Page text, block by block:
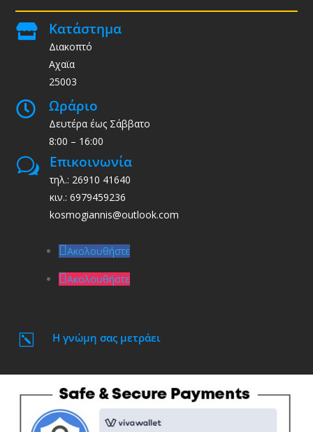
 Κατάστημα
Διακοπτό
Αχαϊα
25003
 Ωράριο
Δευτέρα έως Σάββατο
8:00 – 16:00
w Επικοινωνία
τηλ.: 26910 41640
κιν.: 6979459236
kosmogiannis@outlook.com
Ακολουθήστε
Ακολουθήστε
k Η γνώμη σας μετράει